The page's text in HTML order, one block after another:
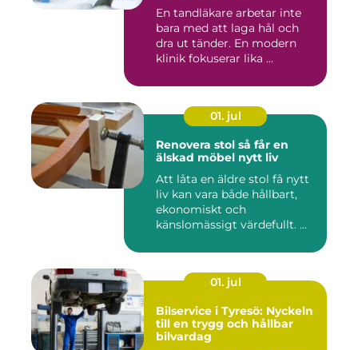
En tandläkare arbetar inte
bara med att laga hål och
dra ut tänder. En modern
klinik fokuserar lika ...
01. jul
Renovera stol så får en
älskad möbel nytt liv
Att låta en äldre stol få nytt
liv kan vara både hållbart,
ekonomiskt och
känslomässigt värdefullt. ...
01. jul
Bilservice i Tyresö: Nyckeln
till en trygg och hållbar
bilvardag